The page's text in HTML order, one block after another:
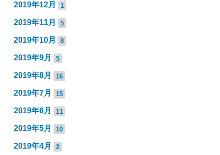
2019年12月 1
2019年11月 5
2019年10月 8
2019年9月 5
2019年8月 16
2019年7月 15
2019年6月 11
2019年5月 10
2019年4月 2